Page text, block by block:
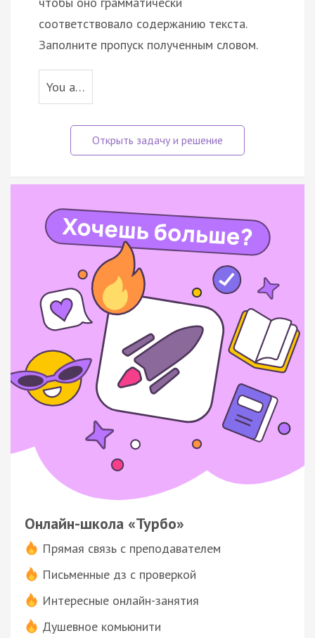
соответствовало содержанию текста.
Заполните пропуск полученным словом.
You a…
Онлайн-школа «Турбо»
Прямая связь с преподавателем
Письменные дз с проверкой
Интересные онлайн-занятия
Душевное комьюнити